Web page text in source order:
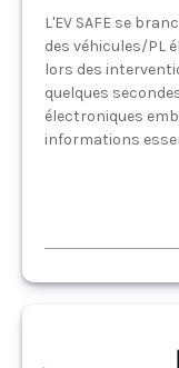
L'EV SAFE se
des véhicules/PL
lors des
quelques
électroniques
informations